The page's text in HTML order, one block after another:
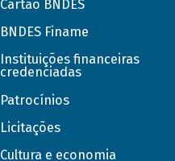
Cartão BNDES
BNDES Finame
Instituições financeiras
credenciadas
Patrocínios
Licitações
Cultura e economia